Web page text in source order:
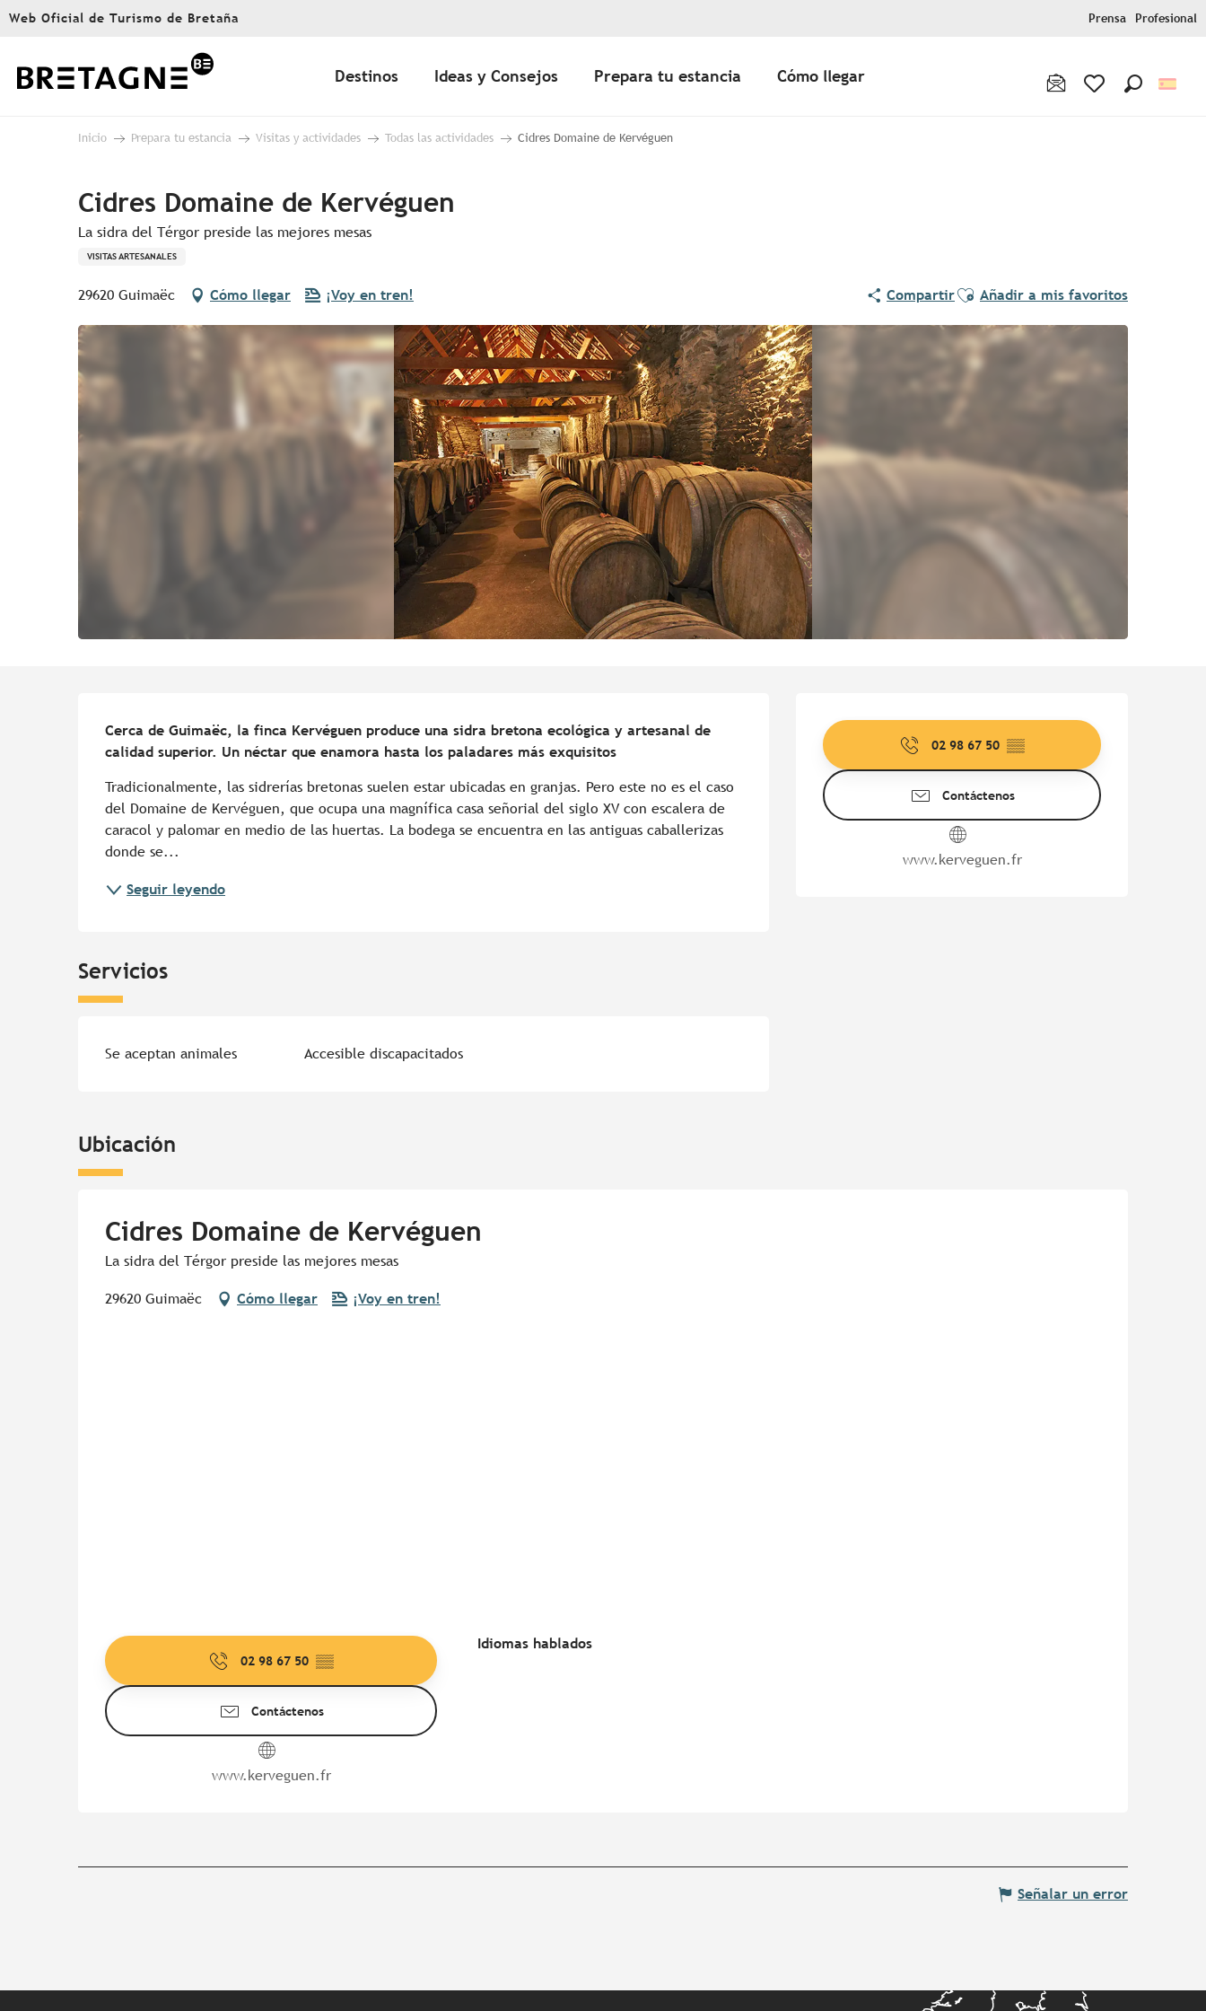
Aller
principal
Web Oficial de Turismo de Bretaña Prensa Profesional
Destinos Ideas y Consejos Prepara tu estancia Cómo llegar
Inicio Prepara tu estancia Visitas y actividades Todas las actividades Cidres Domaine de Kervéguen
Cidres Domaine de Kervéguen
La sidra del Térgor preside las mejores mesas
VISITAS ARTESANALES
29620 Guimaëc Cómo llegar ¡Voy en tren! CompartirAjouter aux favoris
Añadir a mis favoritos
Horarios y datos de
02 98 67 50 ▒▒
Contáctenos
www.kerveguen.fr
Cerca de Guimaëc, la finca Kervéguen produce una sidra bretona ecológica y artesanal de
calidad superior. Un néctar que enamora hasta los paladares más exquisitos
Tradicionalmente, las sidrerías bretonas suelen estar ubicadas en granjas. Pero este no es el caso
del Domaine de Kervéguen, que ocupa una magnífica casa señorial del siglo XV con escalera de
caracol y palomar en medio de las huertas. La bodega se encuentra en las antiguas caballerizas
donde se...
Seguir leyendo
Servicios
Se aceptan animales Accesible discapacitados
Ubicación
Cidres Domaine de Kervéguen
La sidra del Térgor preside las mejores mesas
29620 Guimaëc Cómo llegar ¡Voy en tren!
02 98 67 50 ▒▒
Contáctenos
www.kerveguen.fr
Idiomas hablados
Idiomas hablados
Señalar un error